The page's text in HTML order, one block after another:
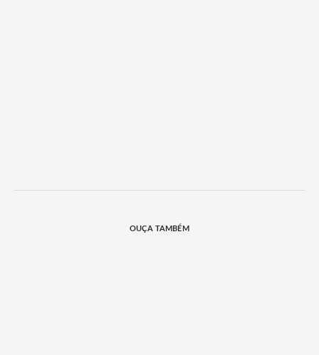
OUÇA TAMBÉM